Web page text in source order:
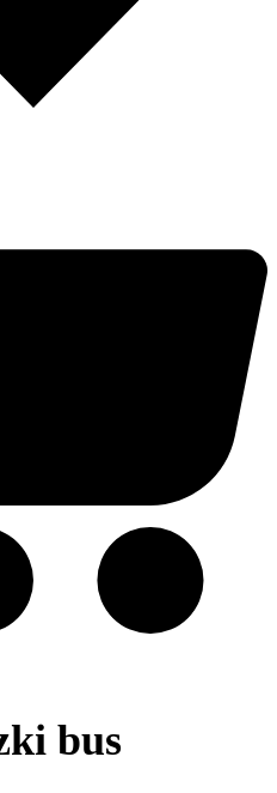
bus